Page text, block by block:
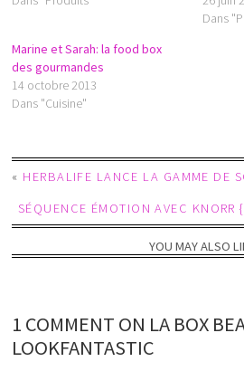
Dans
Marine et Sarah: la food box
des gourmandes
14 octobre 2013
Dans "Cuisine"
« HERBALIFE LANCE LA GAMME DE
SÉQUENCE ÉMOTION AVEC KNORR
YOU MAY ALSO
1 COMMENT ON LA BOX
LOOKFANTASTIC